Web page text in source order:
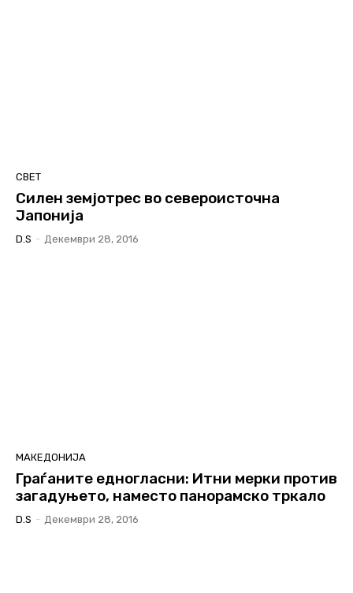
СВЕТ
Силен земјотрес во североисточна
Јапонија
D.S - Декември 28, 2016
МАКЕДОНИЈА
Граѓаните едногласни: Итни мерки против
загадуњето, наместо панорамско тркало
D.S - Декември 28, 2016